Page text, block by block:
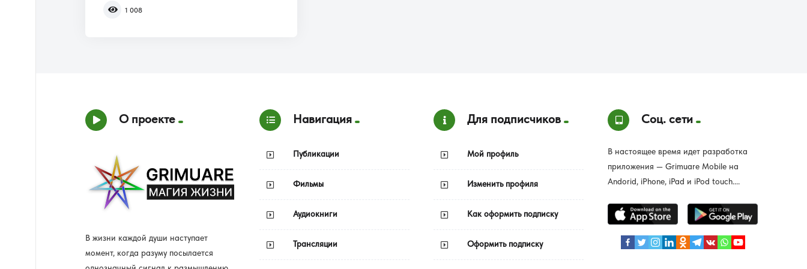
1 008
О проекте
В жизни каждой души наступает
момент, когда разуму посылается
Навигация
Публикации
Фильмы
Аудиокниги
Трансляции
Для подписчиков
Мой профиль
Изменить профиля
Как оформить подписку
Оформить подписку
Соц. сети
В настоящее время идет разработка
приложения — Grimuare Mobile на
Andorid, iPhone, iPad и iPod touch....